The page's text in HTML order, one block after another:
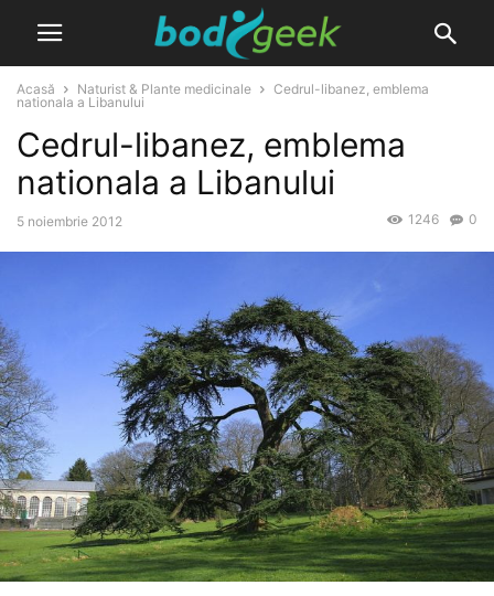
Acasă Naturist & Plante medicinale
Cedrul-libanez, emblema
nationala a Libanului
Cedrul-libanez, emblema
nationala a Libanului
5 noiembrie 2012 0
1246